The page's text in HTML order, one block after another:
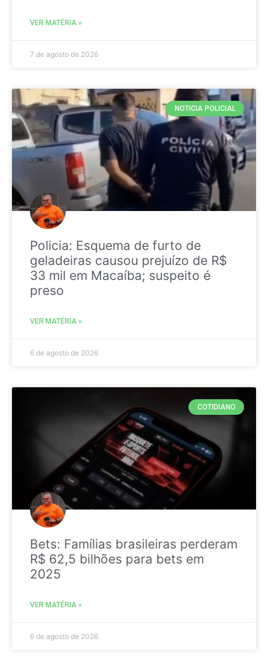
VER MATÉRIA »
7 de agosto de 2026
NOTICIA POLICIAL
Policia: Esquema de furto de
geladeiras causou prejuízo de R$
33 mil em Macaíba; suspeito é
preso
VER MATÉRIA »
6 de agosto de 2026
COTIDIANO
Bets: Famílias brasileiras perderam
R$ 62,5 bilhões para bets em
2025
VER MATÉRIA »
6 de agosto de 2026